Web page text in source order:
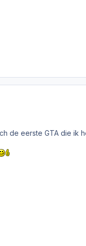
de eerste GTA die ik